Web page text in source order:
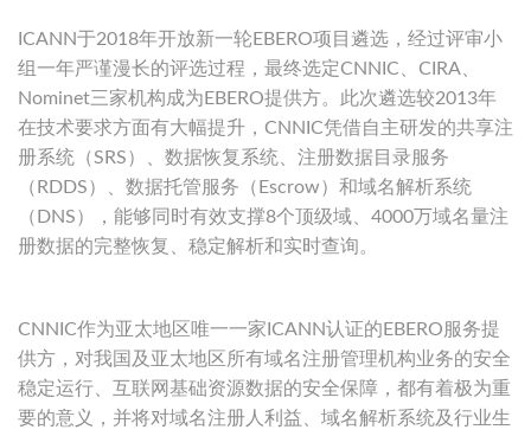
ICANN于2018年开放新一轮EBERO项目遴选，经过评审小
组一年严谨漫长的评选过程，最终选定CNNIC、CIRA、
Nominet三家机构成为EBERO提供方。此次遴选较2013年
在技术要求方面有大幅提升，CNNIC凭借自主研发的共享注
册系统（SRS）、数据恢复系统、注册数据目录服务
（RDDS）、数据托管服务（Escrow）和域名解析系统
（DNS），能够同时有效支撑8个顶级域、4000万域名量注
册数据的完整恢复、稳定解析和实时查询。
CNNIC作为亚太地区唯一一家ICANN认证的EBERO服务提
供方，对我国及亚太地区所有域名注册管理机构业务的安全
稳定运行、互联网基础资源数据的安全保障，都有着极为重
要的意义，并将对域名注册人利益、域名解析系统及行业生